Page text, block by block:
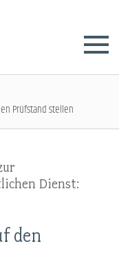
Prüfstand stellen
Dienst:
den